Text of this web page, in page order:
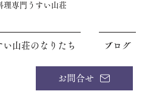
お問合せ
理専門うすい山荘
い山荘のなりたち ブログ